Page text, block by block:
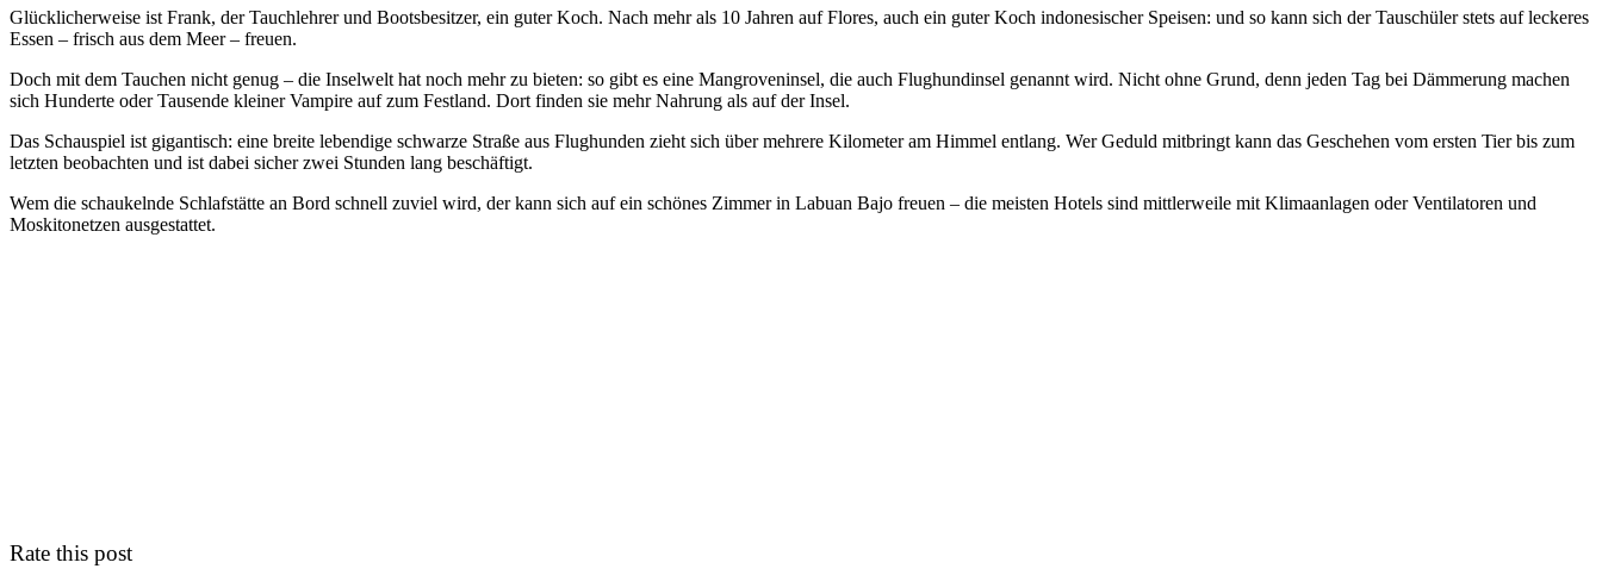
Glücklicherweise ist Frank, der Tauchlehrer und Bootsbesitzer, ein guter Koch. Nach mehr als 10 Jahren auf Flores, auch ein guter Koch indonesischer Speisen: und so kann sich der Tauschüler stets auf leckeres
Essen – frisch aus dem Meer – freuen.
Doch mit dem Tauchen nicht genug – die Inselwelt hat noch mehr zu bieten: so gibt es eine Mangroveninsel, die auch Flughundinsel genannt wird. Nicht ohne Grund, denn jeden Tag bei Dämmerung machen
sich Hunderte oder Tausende kleiner Vampire auf zum Festland. Dort finden sie mehr Nahrung als auf der Insel.
Das Schauspiel ist gigantisch: eine breite lebendige schwarze Straße aus Flughunden zieht sich über mehrere Kilometer am Himmel entlang. Wer Geduld mitbringt kann das Geschehen vom ersten Tier bis zum
letzten beobachten und ist dabei sicher zwei Stunden lang beschäftigt.
Wem die schaukelnde Schlafstätte an Bord schnell zuviel wird, der kann sich auf ein schönes Zimmer in Labuan Bajo freuen – die meisten Hotels sind mittlerweile mit Klimaanlagen oder Ventilatoren und
Moskitonetzen ausgestattet.
Rate this post